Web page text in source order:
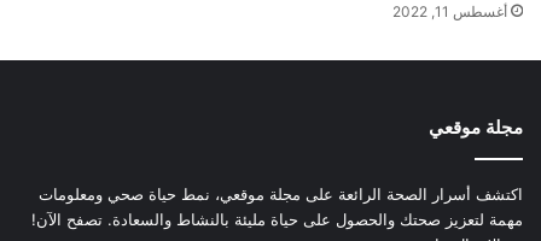
أغسطس 11, 2022
مجلة موقعي
اكتشف أسرار الصحة الرائعة على مجلة موقعي، نمط حياة صحي ومعلومات
مهمة لتعزيز صحتك والحصول على حياة مليئة بالنشاط والسعادة. تصفح الآن!